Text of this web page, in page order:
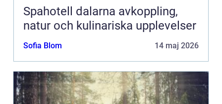
Spahotell dalarna avkoppling,
natur och kulinariska upplevelser
Sofia Blom 14 maj 2026